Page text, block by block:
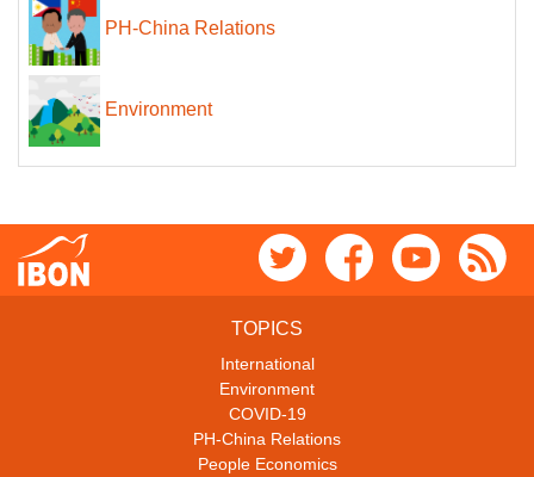
PH-China Relations
Environment
TOPICS
International
Environment
COVID-19
PH-China Relations
People Economics